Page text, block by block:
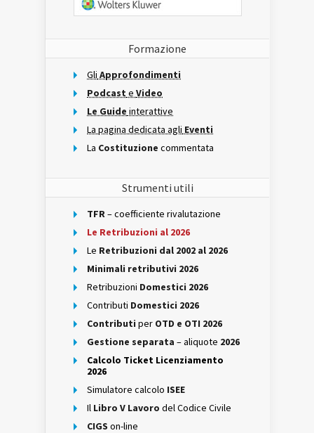
Formazione
Gli Approfondimenti
Podcast e Video
Le Guide interattive
La pagina dedicata agli Eventi
La Costituzione commentata
Strumenti utili
TFR– coefficiente rivalutazione
Le Retribuzioni al 2026
Le Retribuzioni dal 2002 al 2026
Minimali retributivi 2026
Retribuzioni Domestici 2026
Contributi Domestici 2026
Contributi per OTD e OTI 2026
Gestione separata – aliquote 2026
Calcolo Ticket Licenziamento
2026
Simulatore calcolo ISEE
Il Libro V Lavoro del Codice Civile
CIGS on-line